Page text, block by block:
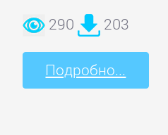
290 203
Подробно...
Карта
сайта